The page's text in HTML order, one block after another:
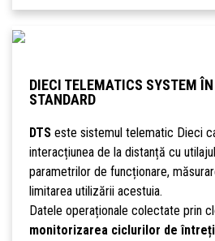
DIECI TELEMATICS SYSTEM
STANDARD
DTSeste sistemul telematic Dieci
interacțiunea de la distanță cu
parametrilor de funcționare,
limitarea utilizării acestuia.
Datele operaționale colectate prin
monitorizarea ciclurilor de